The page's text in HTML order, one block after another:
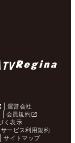
運営会社
会員規約
く表示
ービス利用規約
サイトマップ